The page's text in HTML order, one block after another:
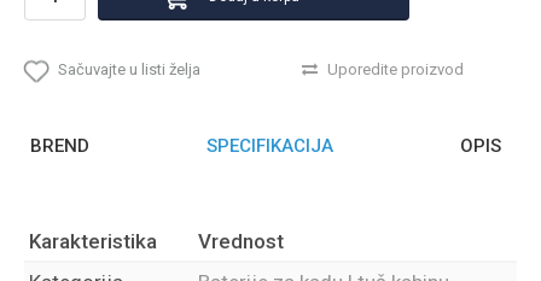
Sačuvajte u listi želja Uporedite proizvod
BREND SPECIFIKACIJA OPIS
Karakteristika
Vrednost